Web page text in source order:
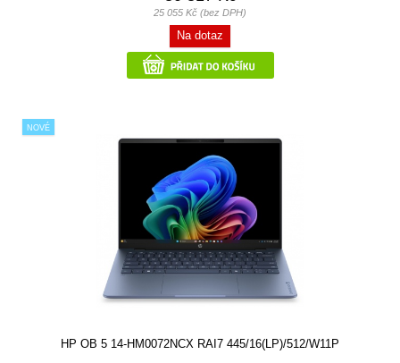
25 055 Kč (bez DPH)
Na dotaz
NOVÉ
HP OB 5 14-HM0072NCX RAI7 445/16(LP)/512/W11P